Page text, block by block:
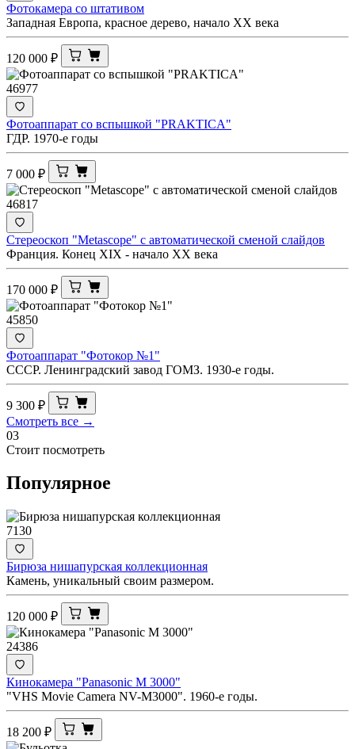
Фотокамера со штативом
Западная Европа, красное дерево, начало XX века
120 000 ₽
46977
Фотоаппарат со вспышкой "PRAKTICA"
ГДР. 1970-е годы
7 000 ₽
46817
Стереоскоп "Metascope" с автоматической сменой слайдов
Франция. Конец XIX - начало XX века
170 000 ₽
45850
Фотоаппарат "Фотокор №1"
СССР. Ленинградский завод ГОМЗ. 1930-е годы.
9 300 ₽
Смотреть все →
03
Стоит посмотреть
Популярное
7130
Бирюза нишапурская коллекционная
Камень, уникальный своим размером.
120 000 ₽
24386
Кинокамера "Panasonic M 3000"
"VHS Movie Camera NV-M3000". 1960-е годы.
18 200 ₽